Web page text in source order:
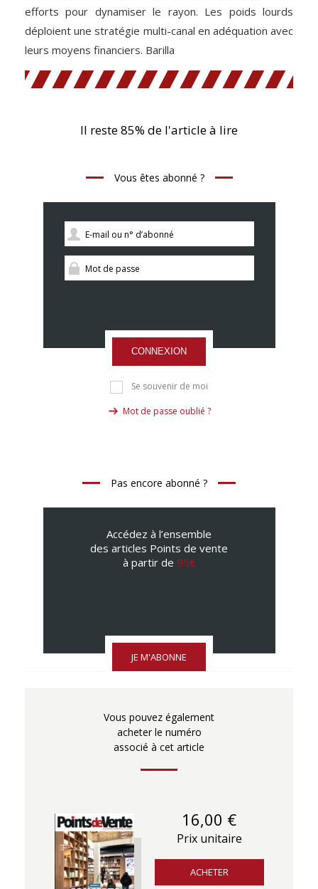
efforts pour dynamiser le rayon. Les poids lourds
déploient une stratégie multi-canal en adéquation avec
leurs moyens financiers. Barilla
Il reste 85% de l'article à lire
Vous êtes abonné ?
CONNEXION
Se souvenir de moi
Mot de passe oublié ?
Pas encore abonné ?
Accédez à l’ensemble
des articles Points de vente
à partir de 95€
JE M'ABONNE
Vous pouvez également
acheter le numéro
associé à cet article
16,00 €
Prix unitaire
ACHETER